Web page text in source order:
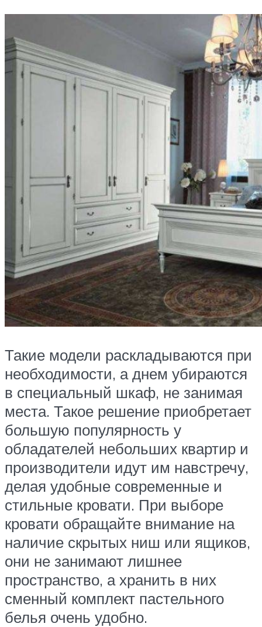
Такие модели раскладываются при
необходимости, а днем убираются
в специальный шкаф, не занимая
места. Такое решение приобретает
большую популярность у
обладателей небольших квартир и
производители идут им навстречу,
делая удобные современные и
стильные кровати. При выборе
кровати обращайте внимание на
наличие скрытых ниш или ящиков,
они не занимают лишнее
пространство, а хранить в них
сменный комплект пастельного
белья очень удобно.